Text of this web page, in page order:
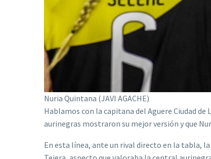
Nuria Quintana (JAVI AGACHE)
Hablamos con la capitana del Aguere Ciudad
aurinegras mostraron su mejor versión y que
En esta línea, ante un rival directo en la tabla,